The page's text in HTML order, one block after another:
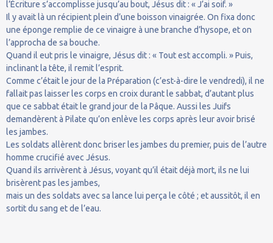
l’Écriture s’accomplisse jusqu’au bout, Jésus dit : « J’ai soif. »
Il y avait là un récipient plein d’une boisson vinaigrée. On fixa donc
une éponge remplie de ce vinaigre à une branche d’hysope, et on
l’approcha de sa bouche.
Quand il eut pris le vinaigre, Jésus dit : « Tout est accompli. » Puis,
inclinant la tête, il remit l’esprit.
Comme c’était le jour de la Préparation (c’est-à-dire le vendredi), il ne
fallait pas laisser les corps en croix durant le sabbat, d’autant plus
que ce sabbat était le grand jour de la Pâque. Aussi les Juifs
demandèrent à Pilate qu’on enlève les corps après leur avoir brisé
les jambes.
Les soldats allèrent donc briser les jambes du premier, puis de l’autre
homme crucifié avec Jésus.
Quand ils arrivèrent à Jésus, voyant qu’il était déjà mort, ils ne lui
brisèrent pas les jambes,
mais un des soldats avec sa lance lui perça le côté ; et aussitôt, il en
sortit du sang et de l’eau.